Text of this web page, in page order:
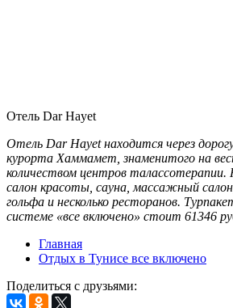
Отель Dar Hayet
Отель Dar Hayet находится через
курорта Хаммамет, знаменитого на
количеством центров
салон красоты, сауна, массажный
гольфа и несколько ресторанов.
системе «все включено» стоит 61346
Главная
Отдых в Тунисе все включено
Поделиться с друзьями: